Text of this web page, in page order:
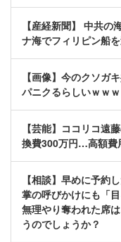
【産経新聞】 中共
ナ海でフィリピン船
【画像】今のクソガ
パニクるらしいｗｗ
【芸能】ココリコ遠
換費300万円…高額費
【相談】早めに予約
掌の呼びかけにも「
無理やり奪われた席
うのでしょうか？